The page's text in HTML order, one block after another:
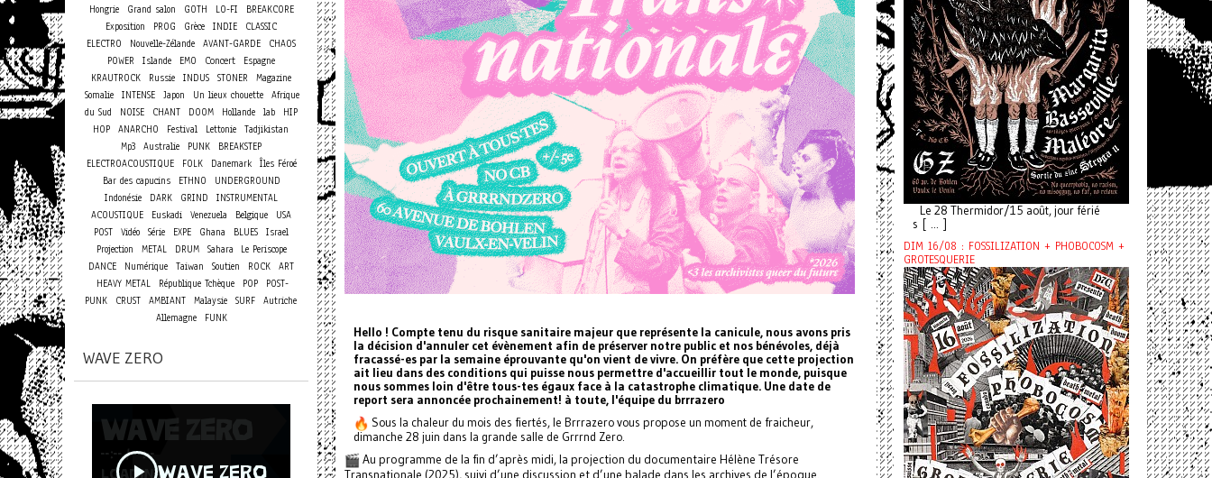
Hello ! Compte tenu du risque sanitaire majeur que représente la canicule, nous avons pris
la décision d'annuler cet évènement afin de préserver notre public et nos bénévoles, déjà
fracassé-es par la semaine éprouvante qu'on vient de vivre. On préfère que cette projection
ait lieu dans des conditions qui puisse nous permettre d'accueillir tout le monde, puisque
nous sommes loin d'être tous-tes égaux face à la catastrophe climatique. Une date de
report sera annoncée prochainement! à toute, l'équipe du brrrazero
Sous la chaleur du mois des fiertés, le Brrrazero vous propose un moment de fraicheur,
dimanche 28 juin dans la grande salle de Grrrnd Zero.
Au programme de la fin d’après midi, la projection du documentaire Hélène Trésore
Transnationale (2025), suivi d’une discussion et d’une balade dans les archives de l’époque.
Hongrie
Grand salon GOTH LO-FI
BREAKCORE
Exposition
PROG Grèce INDIE
CLASSIC
ELECTRO
Nouvelle-Zélande AVANT-GARDE
CHAOS
POWER
Islande EMO Concert
Espagne
KRAUTROCK
Russie INDUS STONER
Magazine
Somalie INTENSE Japon Un lieux chouette Afrique
du Sud
NOISE CHANT DOOM Hollande lab
HIP
HOP
ANARCHO Festival Lettonie
Tadjikistan
Mp3 Australie PUNK
BREAKSTEP
ELECTROACOUSTIQUE
FOLK Danemark
Îles Féroé
Bar des capucins
ETHNO
UNDERGROUND
Indonésie
DARK GRIND
INSTRUMENTAL
ACOUSTIQUE
Euskadi Venezuela Belgique
USA
POST Vidéo Série EXPE Ghana BLUES Israel
Projection
METAL DRUM Sahara
Le Periscope
DANCE
Numérique Taiwan Soutien ROCK ART
HEAVY METAL
République Tchèque POP
POST-
PUNK
CRUST AMBIANT Malaysie SURF
Autriche
Allemagne
FUNK
WAVE ZERO
Le 28 Thermidor/15 août, jour férié
s [ ... ]
DIM 16/08 : FOSSILIZATION + PHOBOCOSM +
GROTESQUERIE